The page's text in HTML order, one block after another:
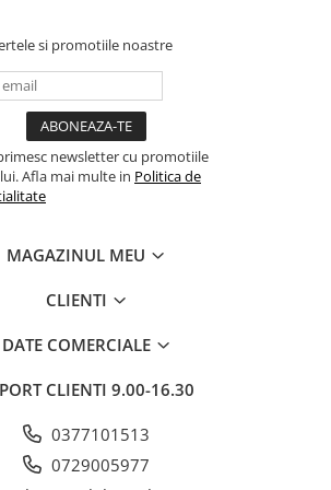
si promotiile noastre
newsletter cu promotiile
Afla mai multe in Politica de
MAGAZINUL MEU
CLIENTI
DATE COMERCIALE
CLIENTI 9.00-16.30
0377101513
0729005977